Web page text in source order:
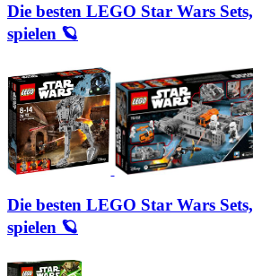
Die besten LEGO Star Wars
spielen 🪐
Die besten LEGO Star Wars
spielen 🪐